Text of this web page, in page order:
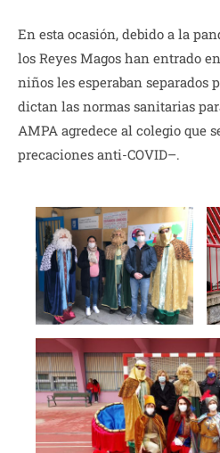
En esta ocasión, debido a la
los Reyes Magos han entrado
niños les esperaban separados
dictan las normas sanitarias
AMPA agredece al colegio que
precaciones anti-COVID–.